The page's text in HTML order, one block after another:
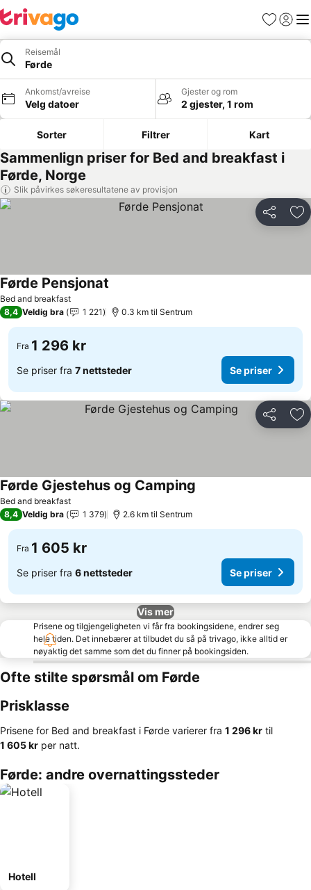
Favoritter
Logg
Reisemål
Førde
Ankomst/avreise
Velg datoer
Gjester og rom
2 gjester, 1 rom
Sorter Filtrer Kart
Sammenlign priser for Bed and breakfast i
Førde, Norge
Slik påvirkes søkeresultatene av provisjon
Del
Bed and breakfast
Førde Pensjonat
8,4 Veldig bra 1 221 0.3 km til Sentrum
Fra 1 296 kr
Se priser fra 7 nettsteder Se priser
Del
Bed and breakfast
Førde Gjestehus og Camping
8,4 Veldig bra 1 379 2.6 km til Sentrum
Fra 1 605 kr
Se priser fra 6 nettsteder Se priser
Vis mer
Prisene og tilgjengeligheten vi får fra bookingsidene, endrer seg
hele tiden. Det innebærer at tilbudet du så på trivago, ikke alltid er
nøyaktig det samme som det du finner på bookingsiden.
Ofte stilte spørsmål om Førde
Prisklasse
Prisene for Bed and breakfast i Førde varierer fra ‎1 296 kr til
‎1 605 kr per natt.
Førde: andre overnattingssteder
Hotell